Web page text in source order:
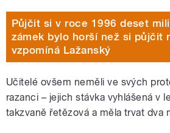
Půjčit si v roce 1996 deset
zámek bylo horší než si půjčit
vzpomíná Lažanský
Učitelé ovšem neměli ve svých
razanci – jejich stávka vyhlášená v
takzvaně řetězová a měla trvat dva